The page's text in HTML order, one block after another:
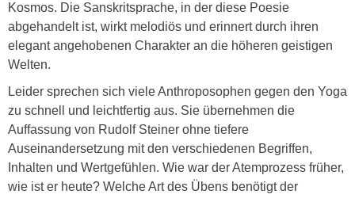
Kosmos. Die Sanskritsprache, in der diese Poesie
abgehandelt ist, wirkt melodiös und erinnert durch ihren
elegant angehobenen Charakter an die höheren geistigen
Welten.
Leider sprechen sich viele Anthroposophen gegen den Yoga
zu schnell und leichtfertig aus. Sie übernehmen die
Auffassung von Rudolf Steiner ohne tiefere
Auseinandersetzung mit den verschiedenen Begriffen,
Inhalten und Wertgefühlen. Wie war der Atemprozess früher,
wie ist er heute? Welche Art des Übens benötigt der